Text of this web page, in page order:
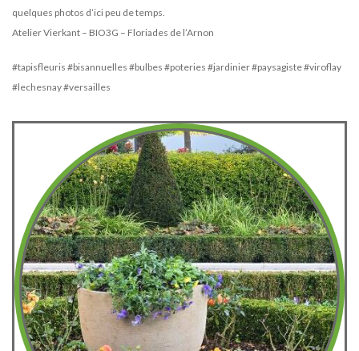
quelques photos d’ici peu de temps.
Atelier Vierkant – BIO3G – Floriades de l’Arnon
#tapisfleuris #bisannuelles #bulbes #poteries #jardinier #paysagiste #viroflay
#lechesnay #versailles